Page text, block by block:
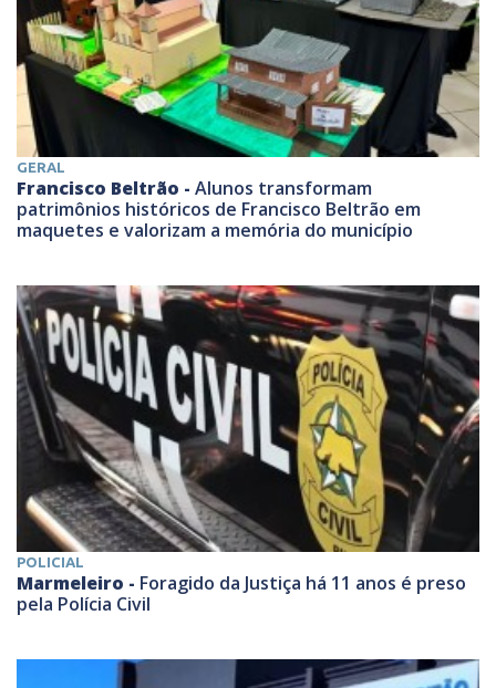
GERAL
Francisco Beltrão - Alunos transformam
patrimônios históricos de Francisco Beltrão em
maquetes e valorizam a memória do município
POLICIAL
Marmeleiro - Foragido da Justiça há 11 anos é preso
pela Polícia Civil